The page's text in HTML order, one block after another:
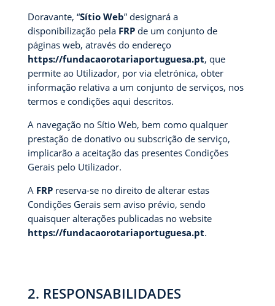
Doravante, “Sítio Web” designará a
disponibilização pela FRPde um conjunto de
páginas web, através do endereço
https://fundacaorotariaportuguesa.pt, que
permite ao Utilizador, por via eletrónica, obter
informação relativa a um conjunto de serviços, nos
termos e condições aqui descritos.
A navegação no Sítio Web, bem como qualquer
prestação de donativo ou subscrição de serviço,
implicarão a aceitação das presentes Condições
Gerais pelo Utilizador.
A FRPreserva-se no direito de alterar estas
Condições Gerais sem aviso prévio, sendo
quaisquer alterações publicadas no website
https://fundacaorotariaportuguesa.pt.
2. RESPONSABILIDADES